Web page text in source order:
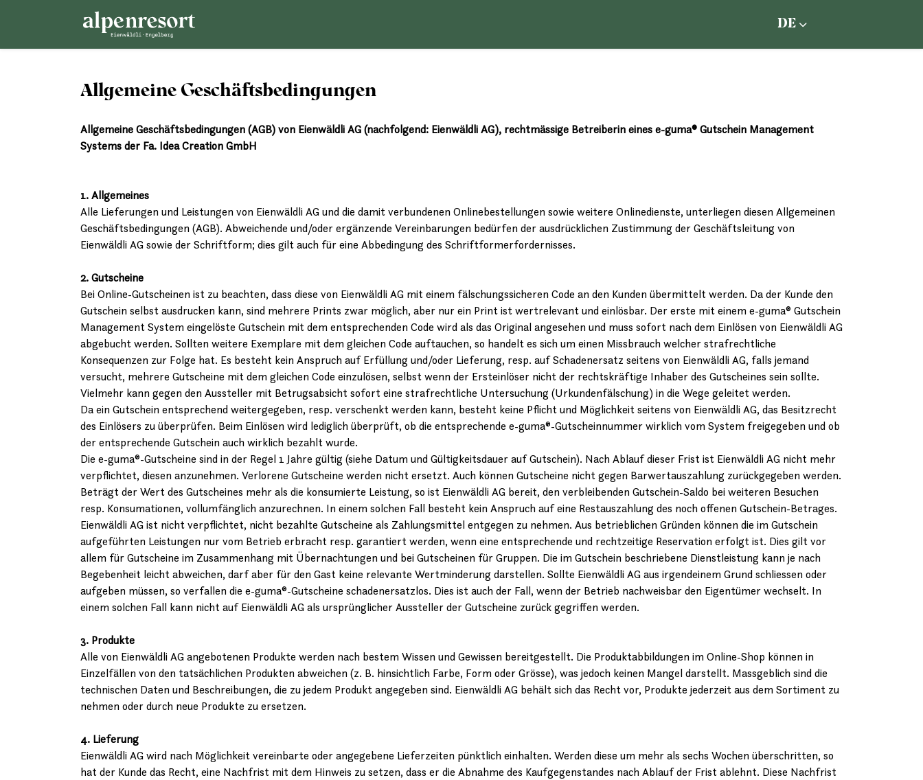
DE
Allgemeine Geschäftsbedingungen
Allgemeine Geschäftsbedingungen (AGB) von Eienwäldli AG (nachfolgend: Eienwäldli AG), rechtmässige Betreiberin eines e-guma® Gutschein Management
Systems der Fa. Idea Creation GmbH
1. Allgemeines
Alle Lieferungen und Leistungen von Eienwäldli AG und die damit verbundenen Onlinebestellungen sowie weitere Onlinedienste, unterliegen diesen Allgemeinen
Geschäftsbedingungen (AGB). Abweichende und/oder ergänzende Vereinbarungen bedürfen der ausdrücklichen Zustimmung der Geschäftsleitung von
Eienwäldli AG sowie der Schriftform; dies gilt auch für eine Abbedingung des Schriftformerfordernisses.
2. Gutscheine
Bei Online-Gutscheinen ist zu beachten, dass diese von Eienwäldli AG mit einem fälschungssicheren Code an den Kunden übermittelt werden. Da der Kunde den
Gutschein selbst ausdrucken kann, sind mehrere Prints zwar möglich, aber nur ein Print ist wertrelevant und einlösbar. Der erste mit einem e-guma® Gutschein
Management System eingelöste Gutschein mit dem entsprechenden Code wird als das Original angesehen und muss sofort nach dem Einlösen von Eienwäldli AG
abgebucht werden. Sollten weitere Exemplare mit dem gleichen Code auftauchen, so handelt es sich um einen Missbrauch welcher strafrechtliche
Konsequenzen zur Folge hat. Es besteht kein Anspruch auf Erfüllung und/oder Lieferung, resp. auf Schadenersatz seitens von Eienwäldli AG, falls jemand
versucht, mehrere Gutscheine mit dem gleichen Code einzulösen, selbst wenn der Ersteinlöser nicht der rechtskräftige Inhaber des Gutscheines sein sollte.
Vielmehr kann gegen den Aussteller mit Betrugsabsicht sofort eine strafrechtliche Untersuchung (Urkundenfälschung) in die Wege geleitet werden.
Da ein Gutschein entsprechend weitergegeben, resp. verschenkt werden kann, besteht keine Pflicht und Möglichkeit seitens von Eienwäldli AG, das Besitzrecht
des Einlösers zu überprüfen. Beim Einlösen wird lediglich überprüft, ob die entsprechende e-guma®-Gutscheinnummer wirklich vom System freigegeben und ob
der entsprechende Gutschein auch wirklich bezahlt wurde.
Die e-guma®-Gutscheine sind in der Regel 1 Jahre gültig (siehe Datum und Gültigkeitsdauer auf Gutschein). Nach Ablauf dieser Frist ist Eienwäldli AG nicht mehr
verpflichtet, diesen anzunehmen. Verlorene Gutscheine werden nicht ersetzt. Auch können Gutscheine nicht gegen Barwertauszahlung zurückgegeben werden.
Beträgt der Wert des Gutscheines mehr als die konsumierte Leistung, so ist Eienwäldli AG bereit, den verbleibenden Gutschein-Saldo bei weiteren Besuchen
resp. Konsumationen, vollumfänglich anzurechnen. In einem solchen Fall besteht kein Anspruch auf eine Restauszahlung des noch offenen Gutschein-Betrages.
Eienwäldli AG ist nicht verpflichtet, nicht bezahlte Gutscheine als Zahlungsmittel entgegen zu nehmen. Aus betrieblichen Gründen können die im Gutschein
aufgeführten Leistungen nur vom Betrieb erbracht resp. garantiert werden, wenn eine entsprechende und rechtzeitige Reservation erfolgt ist. Dies gilt vor
allem für Gutscheine im Zusammenhang mit Übernachtungen und bei Gutscheinen für Gruppen. Die im Gutschein beschriebene Dienstleistung kann je nach
Begebenheit leicht abweichen, darf aber für den Gast keine relevante Wertminderung darstellen. Sollte Eienwäldli AG aus irgendeinem Grund schliessen oder
aufgeben müssen, so verfallen die e-guma®-Gutscheine schadenersatzlos. Dies ist auch der Fall, wenn der Betrieb nachweisbar den Eigentümer wechselt. In
einem solchen Fall kann nicht auf Eienwäldli AG als ursprünglicher Aussteller der Gutscheine zurück gegriffen werden.
3. Produkte
Alle von Eienwäldli AG angebotenen Produkte werden nach bestem Wissen und Gewissen bereitgestellt. Die Produktabbildungen im Online-Shop können in
Einzelfällen von den tatsächlichen Produkten abweichen (z. B. hinsichtlich Farbe, Form oder Grösse), was jedoch keinen Mangel darstellt. Massgeblich sind die
technischen Daten und Beschreibungen, die zu jedem Produkt angegeben sind. Eienwäldli AG behält sich das Recht vor, Produkte jederzeit aus dem Sortiment zu
nehmen oder durch neue Produkte zu ersetzen.
4. Lieferung
Eienwäldli AG wird nach Möglichkeit vereinbarte oder angegebene Lieferzeiten pünktlich einhalten. Werden diese um mehr als sechs Wochen überschritten, so
hat der Kunde das Recht, eine Nachfrist mit dem Hinweis zu setzen, dass er die Abnahme des Kaufgegenstandes nach Ablauf der Frist ablehnt. Diese Nachfrist